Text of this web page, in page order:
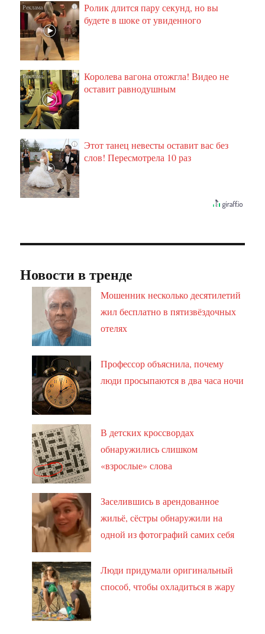
i
Ролик длится пару секунд, но вы
будете в шоке от увиденного
i
Королева вагона отожгла! Видео не
оставит равнодушным
i
Этот танец невесты оставит вас без
слов! Пересмотрела 10 раз
Новости в тренде
Мошенник несколько десятилетий
жил бесплатно в пятизвёздочных
отелях
Профессор объяснила, почему
люди просыпаются в два часа ночи
В детских кроссвордах
обнаружились слишком
«взрослые» слова
Заселившись в арендованное
жильё, сёстры обнаружили на
одной из фотографий самих себя
Люди придумали оригинальный
способ, чтобы охладиться в жару